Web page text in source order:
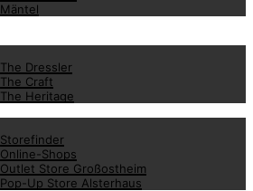
Mäntel
The Dressler
The Craft
The Heritage
Storefinder
Online-Shops
Outlet Store Großostheim
Pop-Up Store Alsterhaus